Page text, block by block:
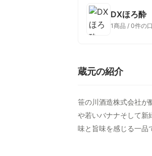
DXほろ酔
1商品 / 0件の
蔵元の紹介
笹の川酒造株式会社が
や若いバナナそして新
味と旨味を感じる一品